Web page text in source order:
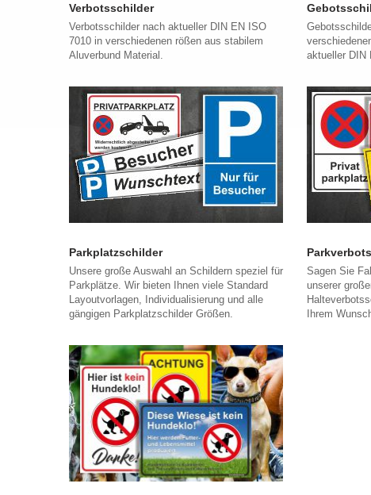
Verbotsschilder
Verbotsschilder nach aktueller DIN EN ISO
7010 in verschiedenen rößen aus stabilem
Aluverbund Material.
aktueller DIN
Parkplatzschilder
Unsere große Auswahl an Schildern speziel für
Parkplätze. Wir bieten Ihnen viele Standard
Layoutvorlagen, Individualisierung und alle
gängigen Parkplatzschilder Größen.
Sagen Sie
unserer
Ihrem